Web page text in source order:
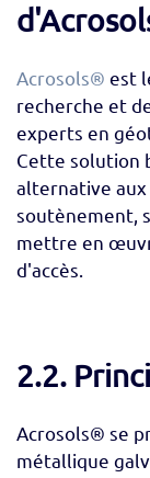
Acrosols® est
recherche et
experts en
Cette solution
alternative
soutènement,
mettre en
d'accès.
2.2.
Acrosols® se
métallique